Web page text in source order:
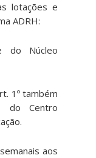
lotações e
ADRH:
do Núcleo
1º também
do Centro
aos